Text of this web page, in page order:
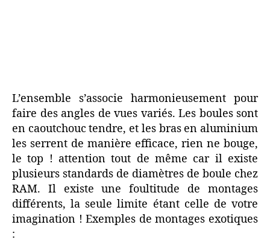
L’ensemble s’associe harmonieusement pour
faire des angles de vues variés. Les boules sont
en caoutchouc tendre, et les bras en aluminium
les serrent de manière efficace, rien ne bouge,
le top ! attention tout de même car il existe
plusieurs standards de diamètres de boule chez
RAM. Il existe une foultitude de montages
différents, la seule limite étant celle de votre
imagination ! Exemples de montages exotiques
: